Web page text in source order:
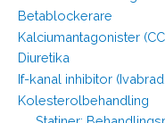
Betablockerare
Kalciumantagonister
Diuretika
If-kanal inhibitor
Kolesterolbehandling